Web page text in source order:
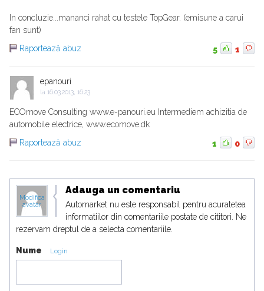
In concluzie...mananci rahat cu testele TopGear. (emisune a carui
fan sunt)
Raportează abuz
5 1
epanouri
la 16.03.2013, 16:23
ECOmove Consulting www.e-panouri.eu Intermediem achizitia de
automobile electrice, www.ecomove.dk
Raportează abuz
1 0
Modifica
avatar
Adauga un comentariu
Automarket nu este responsabil pentru acuratetea
informatiilor din comentariile postate de cititori. Ne
rezervam dreptul de a selecta comentariile.
Nume Login